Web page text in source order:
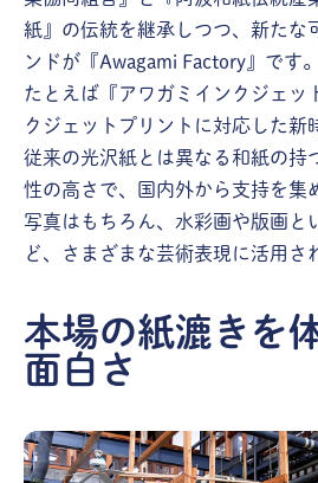
紙』の伝統を継承しつつ、新たな
ンドが『Awagami Factory』です。
たとえば『アワガミインクジェッ
クジェットプリントに対応した新
従来の光沢紙とは異なる和紙の持
性の高さで、国内外から支持を集
写真はもちろん、水彩画や版画と
ど、さまざまな芸術表現に活用さ
本場の紙漉きを
面白さ